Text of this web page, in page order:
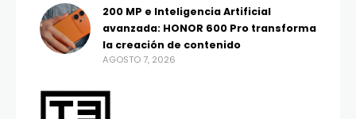
200 MP e Inteligencia Artificial
avanzada: HONOR 600 Pro transforma
la creación de contenido
AGOSTO 7, 2026